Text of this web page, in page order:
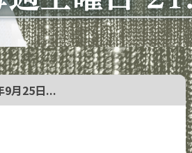
9月25日...